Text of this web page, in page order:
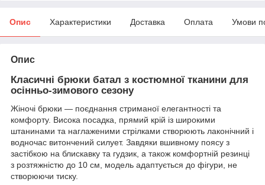
Опис Характеристики Доставка Оплата Умови
Опис
Класичні брюки батал з костюмної тканини для
осінньо-зимового сезону
Жіночі брюки — поєднання стриманої елегантності та
комфорту. Висока посадка, прямий крій із широкими
штанинами та наглаженими стрілками створюють лаконічний і
водночас витончений силует. Завдяки вшивному поясу з
застібкою на блискавку та гудзик, а також комфортній резинці
з розтяжністю до 10 см, модель адаптується до фігури, не
створюючи тиску.